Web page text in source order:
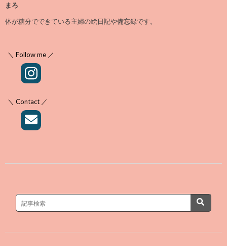
まろ
体が糖分でできている主婦の絵日記や備忘録です。
＼ Follow me ／
＼ Contact ／